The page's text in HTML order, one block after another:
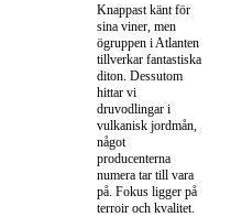
Knappast känt för
sina viner, men
ögruppen i Atlanten
tillverkar fantastiska
diton. Dessutom
hittar vi
druvodlingar i
vulkanisk jordmån,
något
producenterna
numera tar till vara
på. Fokus ligger på
terroir och kvalitet.